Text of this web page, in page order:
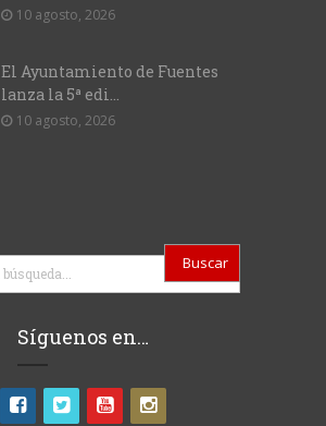
10 agosto, 2026
El Ayuntamiento de Fuentes
lanza la 5ª edi...
10 agosto, 2026
Síguenos en…